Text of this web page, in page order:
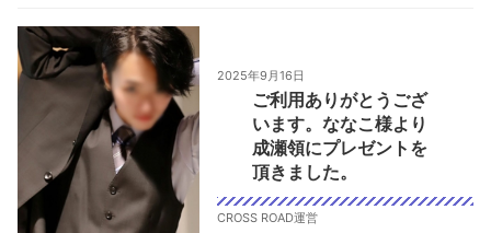
2025年9月16日
ご利用ありがとうござ
います。ななこ様より
成瀬領にプレゼントを
頂きました。
CROSS ROAD運営